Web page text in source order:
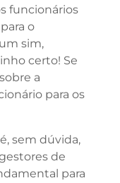
funcionários
o
sim,
certo! Se
a
para os
sem dúvida,
de
para